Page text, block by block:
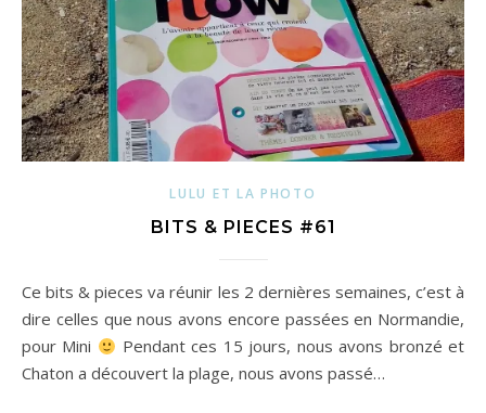
LULU ET LA PHOTO
BITS & PIECES #61
Ce bits & pieces va réunir les 2 dernières semaines, c’est à
dire celles que nous avons encore passées en Normandie,
pour Mini
Pendant ces 15 jours, nous avons bronzé et
Chaton a découvert la plage, nous avons passé…